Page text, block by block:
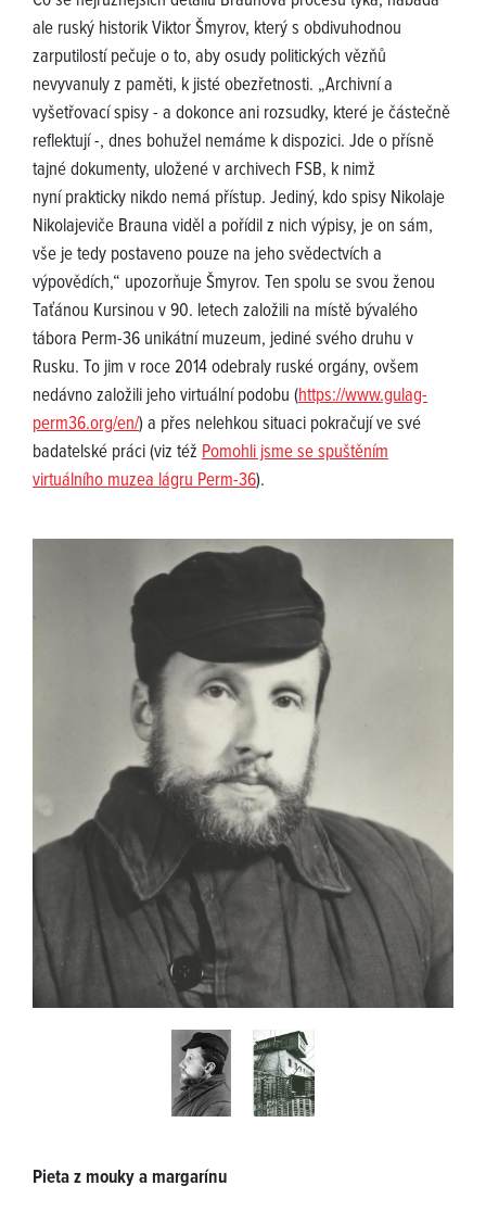
ale ruský historik Viktor Šmyrov, který s obdivuhodnou
zarputilostí pečuje o to, aby osudy politických vězňů
nevyvanuly z paměti, k jisté obezřetnosti. „Archivní a
vyšetřovací spisy - a dokonce ani rozsudky, které je částečně
reflektují -, dnes bohužel nemáme k dispozici. Jde o přísně
tajné dokumenty, uložené v archivech FSB, k nimž
nyní prakticky nikdo nemá přístup. Jediný, kdo spisy Nikolaje
Nikolajeviče Brauna viděl a pořídil z nich výpisy, je on sám,
vše je tedy postaveno pouze na jeho svědectvích a
výpovědích,“ upozorňuje Šmyrov. Ten spolu se svou ženou
Taťánou Kursinou v 90. letech založili na místě bývalého
tábora Perm-36 unikátní muzeum, jediné svého druhu v
Rusku. To jim v roce 2014 odebraly ruské orgány, ovšem
nedávno založili jeho virtuální podobu (https://www.gulag-
perm36.org/en/) a přes nelehkou situaci pokračují ve své
badatelské práci (viz též Pomohli jsme se spuštěním
virtuálního muzea lágru Perm-36).
Pieta z mouky a margarínu